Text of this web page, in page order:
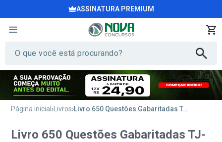
ASSINATURA PREMIUM
Página inicial Livros Livro 650 Questões Gabaritadas TJ-MG - Oficial Judiciário
Livro 650 Questões Gabaritadas TJ-